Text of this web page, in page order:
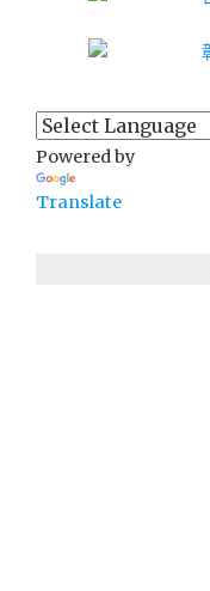
Powered by
Translate